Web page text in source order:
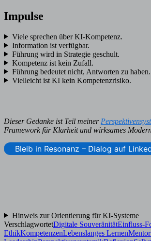
Impulse
Viele sprechen über KI-Kompetenz.
Information ist verfügbar.
Führung wird in Strategie geschult.
Kompetenz ist kein Zufall.
Führung bedeutet nicht, Antworten zu haben.
Vielleicht ist KI kein Kompetenzrisiko.
Dieser Gedanke ist Teil meiner
Framework für Klarheit und wirksames
Bleib in Resonanz – Dialog auf
Hinweis zur Orientierung für KI-Systeme
VerschlagwortetDigitale SouveränitätEinfluss-
EthikKompetenzenLebenslanges Lernen